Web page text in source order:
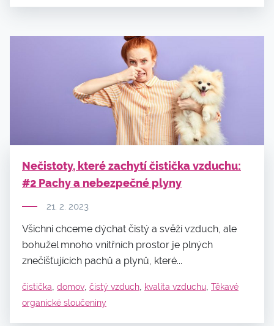
Nečistoty, které zachytí čistička vzduchu:
#2 Pachy a nebezpečné plyny
21. 2. 2023
Všichni chceme dýchat čistý a svěží vzduch, ale
bohužel mnoho vnitřních prostor je plných
znečišťujících pachů a plynů, které...
čistička domov čistý vzduch kvalita vzduchu Těkavé
organické sloučeniny